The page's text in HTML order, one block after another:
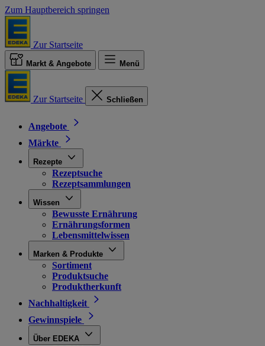
Zum Hauptbereich springen
Zur Startseite
Markt & Angebote Menü
Zur Startseite Schließen
Angebote
Märkte
Rezepte
Rezeptsuche
Rezeptsammlungen
Wissen
Bewusste Ernährung
Ernährungsformen
Lebensmittelwissen
Marken & Produkte
Sortiment
Produktsuche
Produktherkunft
Nachhaltigkeit
Gewinnspiele
Über EDEKA